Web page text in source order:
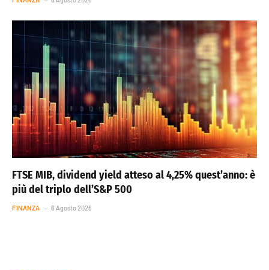
FTSE MIB, dividend yield atteso al 4,25% quest’anno: è
più del triplo dell’S&P 500
FINANZA 6 Agosto 2026